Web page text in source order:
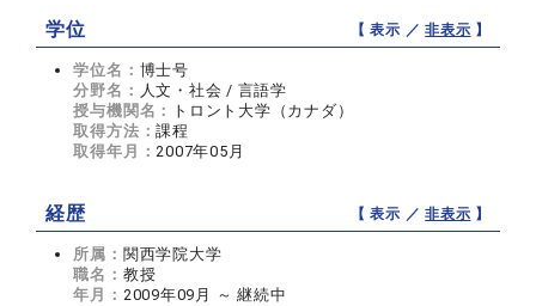
学位 【 表示 ／非表示 】
学位名： 博士号
分野名： 人文・社会 / 言語学
授与機関名：
トロント大学（カナダ）
取得方法：課程
取得年月：2007年05月
経歴 【 表示 ／非表示 】
所属： 関西学院大学
職名： 教授
年月： 2009年09月 ～ 継続中